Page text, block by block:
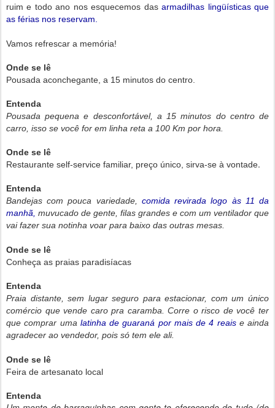
ruim e todo ano nos esquecemos dasarmadilhas lingüísticas que
as férias nos reservam.
Vamos refrescar a memória!
Onde se lê
Pousada aconchegante, a 15 minutos do centro.
Entenda
Pousada pequena e desconfortável, a 15 minutos do centro de
carro, isso se você for em linha reta a 100 Km por hora.
Onde se lê
Restaurante self-service familiar, preço único, sirva-se à vontade.
Entenda
Bandejas com pouca variedade, comida revirada logo às 11 da
manhã, muvucado de gente, filas grandes e com um ventilador que
vai fazer sua notinha voar para baixo das outras mesas.
Onde se lê
Conheça as praias paradisíacas
Entenda
Praia distante, sem lugar seguro para estacionar, com um único
comércio que vende caro pra caramba. Corre o risco de você ter
que comprar uma latinha de guaraná por mais de 4 reais e ainda
agradecer ao vendedor, pois só tem ele ali.
Onde se lê
Feira de artesanato local
Entenda